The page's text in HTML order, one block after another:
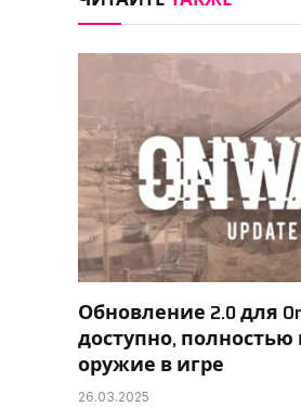
Обновление 2.0 для
доступно, полностью
оружие в игре
26.03.2025